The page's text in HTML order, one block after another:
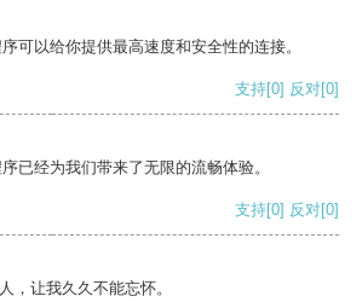
可以给你提供最高速度和安全性的连接。
支持[0] 反对[0]
已经为我们带来了无限的流畅体验。
支持[0] 反对[0]
，让我久久不能忘怀。